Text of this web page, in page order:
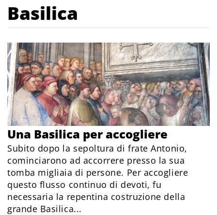
Basilica
Una Basilica per accogliere
Subito dopo la sepoltura di frate Antonio,
cominciarono ad accorrere presso la sua
tomba migliaia di persone. Per accogliere
questo flusso continuo di devoti, fu
necessaria la repentina costruzione della
grande Basilica...